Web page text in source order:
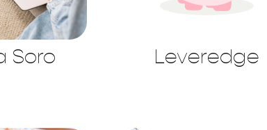
Soro Leveredge